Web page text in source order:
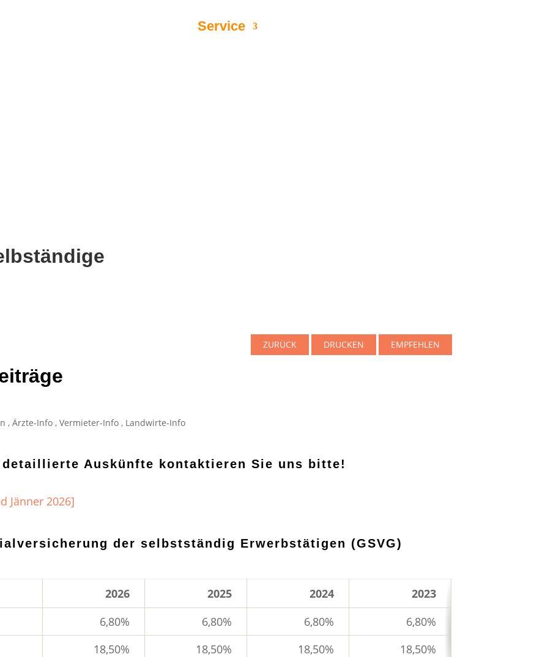
Service
ZURÜCK DRUCKEN EMPFEHLEN
,Ärzte-Info ,Vermieter-Info , Landwirte-Info
detaillierte Auskünfte kontaktieren Sie uns bitte!
Jänner 2026]
der selbstständig Erwerbstätigen (GSVG)
2026 2025 2024
2023
6,80% 6,80% 6,80%
6,80%
18,50% 18,50% 18,50%
18,50%